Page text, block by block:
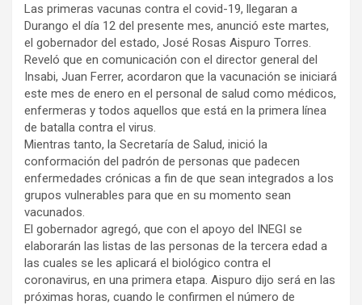
Las primeras vacunas contra el covid-19, llegaran a
Durango el día 12 del presente mes, anunció este martes,
el gobernador del estado, José Rosas Aispuro Torres.
Reveló que en comunicación con el director general del
Insabi, Juan Ferrer, acordaron que la vacunación se iniciará
este mes de enero en el personal de salud como médicos,
enfermeras y todos aquellos que está en la primera línea
de batalla contra el virus.
Mientras tanto, la Secretaría de Salud, inició la
conformación del padrón de personas que padecen
enfermedades crónicas a fin de que sean integrados a los
grupos vulnerables para que en su momento sean
vacunados.
El gobernador agregó, que con el apoyo del INEGI se
elaborarán las listas de las personas de la tercera edad a
las cuales se les aplicará el biológico contra el
coronavirus, en una primera etapa. Aispuro dijo será en las
próximas horas, cuando le confirmen el número de